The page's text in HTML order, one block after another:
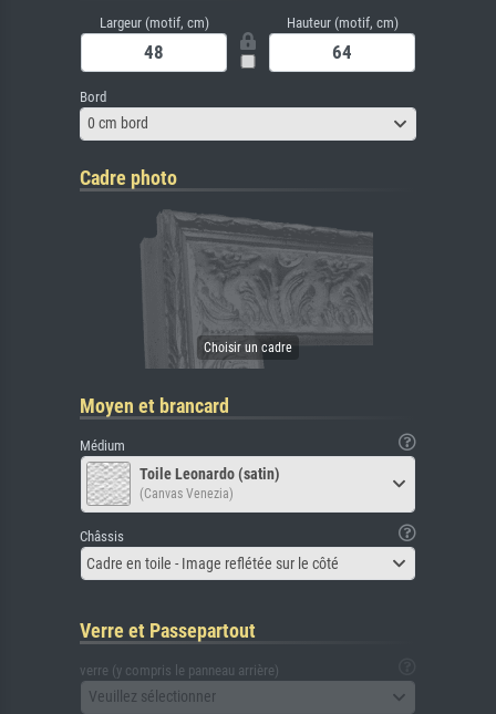
Largeur (motif, cm) Hauteur (motif, cm)
Bord
0 cm bord
Cadre photo
Moyen et brancard
Médium
Toile Leonardo (satin)
(Canvas Venezia)
Châssis
Cadre en toile - Image reflétée sur le côté
Verre et Passepartout
verre (y compris le panneau arrière)
Veuillez sélectionner